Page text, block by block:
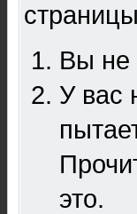
Вы не
У вас
это.